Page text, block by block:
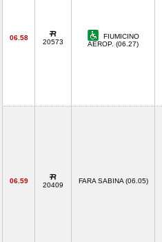
06.58
20573
FIUMICINO
AEROP. (06.27)
06.59
20409
FARA SABINA (06.05)